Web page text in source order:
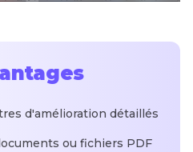
d'amélioration détaillés
ou fichiers PDF